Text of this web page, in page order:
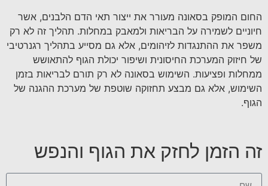
החום המופק בסאונה מעורר את ייצור תאי הדם הלבנים, אשר
חיוניים לשמירה על הבריאות ולמאבק במחלות. תהליך זה לא רק
משפר את ההתנגדות לזיהומים, אלא גם מסייע בתהליך רגנרטיבי
של חיזוק המערכת החיסונית ושיפור יכולת הגוף להתאושש
ממחלות ופציעות. השימוש בסאונה לא רק תורם לבריאות בזמן
השימוש, אלא גם מבצע תחזוקה שוטפת של מערכת ההגנה של
הגוף.
זה הזמן לחזק את הגוף והנפש